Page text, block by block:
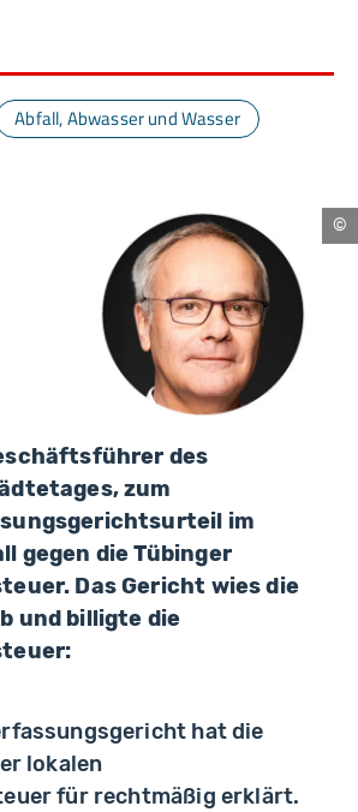
Abfall, Abwasser und Wasser
des
zum
im
gegen die Tübinger
Das Gericht wies die
und billigte die
hat die
lokalen
für rechtmäßig erklärt.